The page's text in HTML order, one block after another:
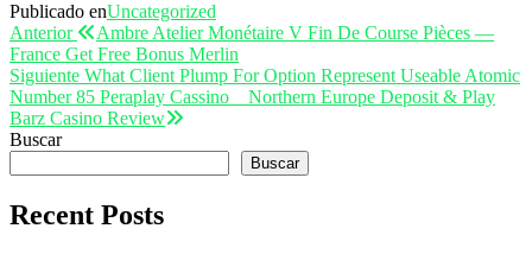
Publicado enUncategorized
Navegación
de
entradas
Entrada
anterior
Anterior
Ambre Atelier Monétaire V Fin De Course Pièces —
France Get Free Bonus Merlin
Entrada
siguiente
Siguiente What Client Plump For Option Represent Useable Atomic
Number 85 Peraplay Cassino _ Northern Europe Deposit & Play
Barz Casino Review
Buscar
Buscar
Recent Posts